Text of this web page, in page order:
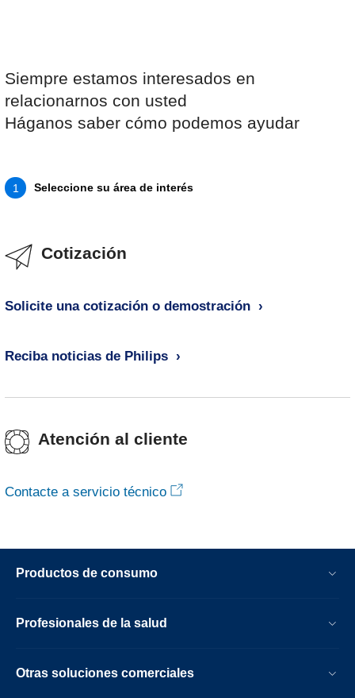
Siempre estamos interesados en
relacionarnos con usted
Háganos saber cómo podemos ayudar
1 Seleccione su área de interés
Cotización
Solicite una cotización o demostración
Reciba noticias de Philips
Atención al cliente
Contacte a servicio técnico
Productos de consumo
Profesionales de la salud
Otras soluciones comerciales